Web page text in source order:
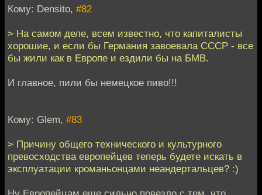
Кому: Densito, #82
> На самом деле, всем известно, что капиталисты
хорошие, и если бы Германия завоевала СССР - все
бы жили как в Европе и ездили бы на БМВ.
И главное, пили бы немецкое пиво!!!
Кому: Glem, #83
> Причину общего технического и культурного
превосходства европейцев теперь будете искать в
эксплуатации кроманьонцами неандертальцев? :)